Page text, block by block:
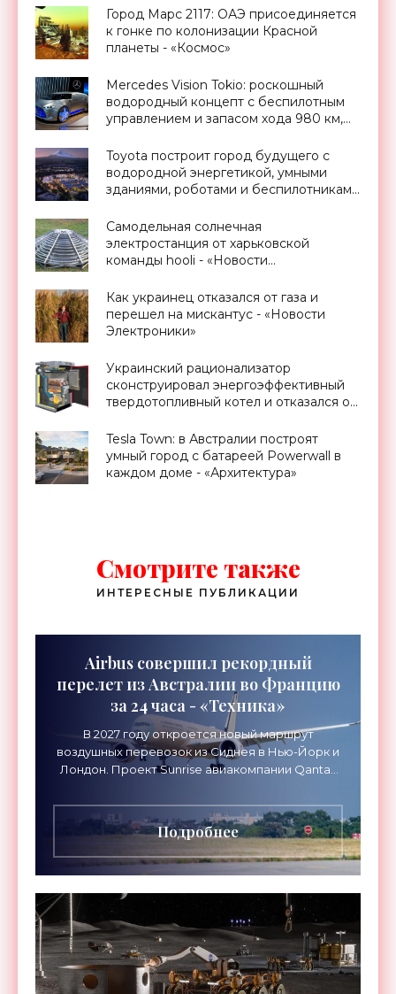
Город Марс 2117: ОАЭ присоединяется
к гонке по колонизации Красной
планеты - «Космос»
Mercedes Vision Tokio: роскошный
водородный концепт с беспилотным
управлением и запасом хода 980 км,
«Транспорт»
Toyota построит город будущего с
водородной энергетикой, умными
зданиями, роботами и беспилотниками
Самодельная солнечная
электростанция от харьковской
команды hooli - «Новости
Как украинец отказался от газа и
перешел на мискантус - «Новости
Электроники»
Украинский рационализатор
сконструировал энергоэффективный
твердотопливный котел и отказался от
Электроники»
Tesla Town: в Австралии построят
умный город с батареей Powerwall в
каждом доме - «Архитектура»
Смотрите также
ИНТЕРЕСНЫЕ ПУБЛИКАЦИИ
Airbus совершил рекордный
перелет из Австралии во Францию
за 24 часа - «Техника»
В 2027 году откроется новый маршрут
воздушных перевозок из Сиднея в Нью-Йорк и
Лондон. Проект Sunrise авиакомпании Qantas
длительностью до 24
Подробнее